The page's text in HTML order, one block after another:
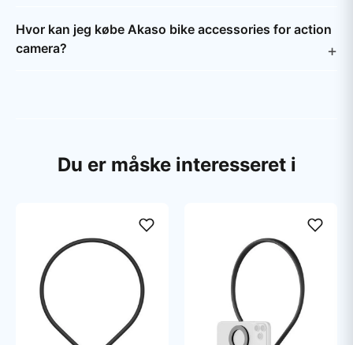
Hvor kan jeg købe Akaso bike accessories for action
camera?
Du er måske interesseret i